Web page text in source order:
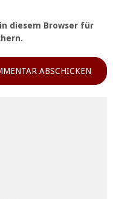
diesem Browser für